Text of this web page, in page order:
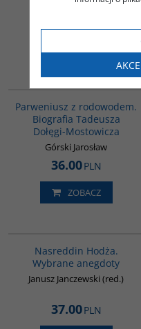
Chmielowska Danuta
Parweniusz z rodowodem.
Biografia Tadeusza
Dołęgi-Mostowicza
Górski Jarosław
36.00PLN
ZOBACZ
Nasreddin Hodża.
Wybrane anegdoty
Janusz Janczewski (red.)
37.00PLN